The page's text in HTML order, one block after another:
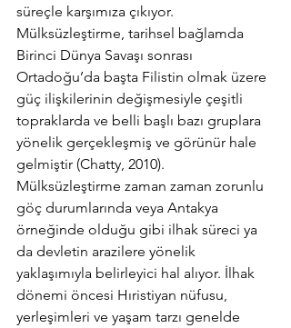
süreçle karşımıza çıkıyor.
Mülksüzleştirme, tarihsel bağlamda
Birinci Dünya Savaşı sonrası
Ortadoğu’da başta Filistin olmak üzere
güç ilişkilerinin değişmesiyle çeşitli
topraklarda ve belli başlı bazı gruplara
yönelik gerçekleşmiş ve görünür hale
gelmiştir (Chatty, 2010).
Mülksüzleştirme zaman zaman zorunlu
göç durumlarında veya Antakya
örneğinde olduğu gibi ilhak süreci ya
da devletin arazilere yönelik
yaklaşımıyla belirleyici hal alıyor. İlhak
dönemi öncesi Hıristiyan nüfusu,
yerleşimleri ve yaşam tarzı genelde